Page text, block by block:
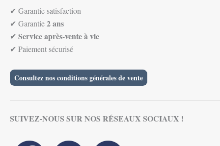
✔ Garantie satisfaction
✔ Garantie2 ans
✔ Service après-vente à vie
✔ Paiement sécurisé
Consultez nos conditions générales de vente
SUIVEZ-NOUS SUR NOS RÉSEAUX SOCIAUX !